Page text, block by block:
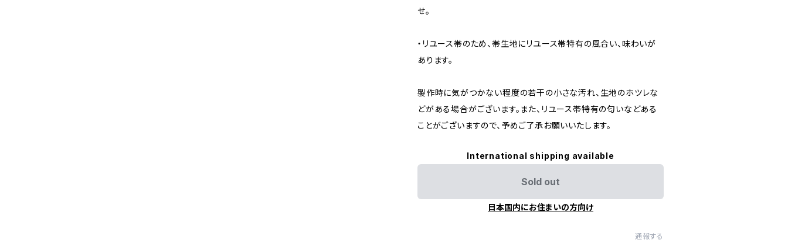
せ。
・リユース帯のため、帯生地にリユース帯特有の風合い、味わいが
あります。
製作時に気がつかない程度の若干の小さな汚れ、生地のホツレな
どがある場合がございます。また、リユース帯特有の匂いなどある
ことがございますので、予めご了承お願いいたします。
International shipping available
Sold out
日本国内にお住まいの方向け
通報する